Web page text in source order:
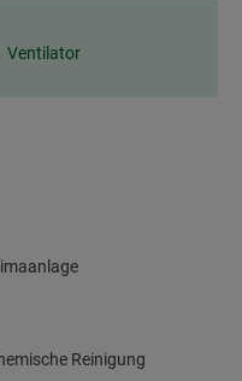
Ventilator
Reinigung